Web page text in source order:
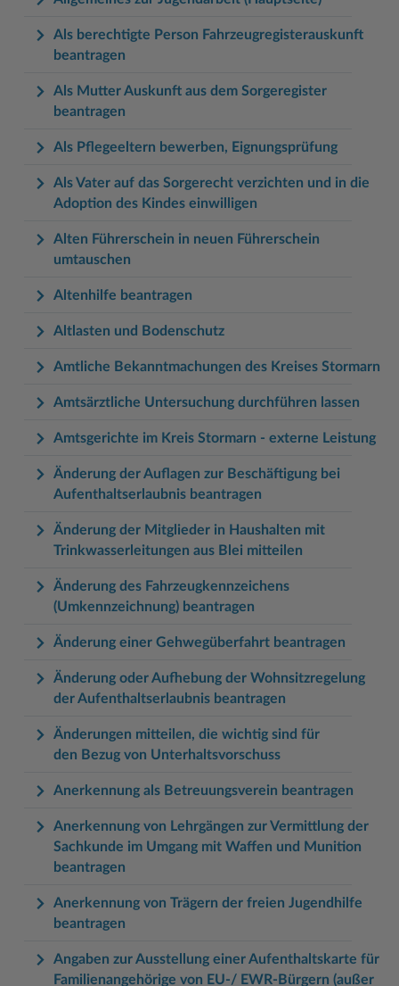
Als berechtigte Person Fahrzeugregisterauskunft
beantragen
Als Mutter Auskunft aus dem Sorgeregister
beantragen
Als Pflegeeltern bewerben, Eignungsprüfung
Als Vater auf das Sorgerecht verzichten und in die
Adoption des Kindes einwilligen
Alten Führerschein in neuen Führerschein
umtauschen
Altenhilfe beantragen
Altlasten und Bodenschutz
Amtliche Bekanntmachungen des Kreises Stormarn
Amtsärztliche Untersuchung durchführen lassen
Amtsgerichte im Kreis Stormarn - externe Leistung
Änderung der Auflagen zur Beschäftigung bei
Aufenthaltserlaubnis beantragen
Änderung der Mitglieder in Haushalten mit
Trinkwasserleitungen aus Blei mitteilen
Änderung des Fahrzeugkennzeichens
(Umkennzeichnung) beantragen
Änderung einer Gehwegüberfahrt beantragen
Änderung oder Aufhebung der Wohnsitzregelung
der Aufenthaltserlaubnis beantragen
Änderungen mitteilen, die wichtig sind für
den Bezug von Unterhaltsvorschuss
Anerkennung als Betreuungsverein beantragen
Anerkennung von Lehrgängen zur Vermittlung der
Sachkunde im Umgang mit Waffen und Munition
beantragen
Anerkennung von Trägern der freien Jugendhilfe
beantragen
Angaben zur Ausstellung einer Aufenthaltskarte für
Familienangehörige von EU-/ EWR-Bürgern (außer